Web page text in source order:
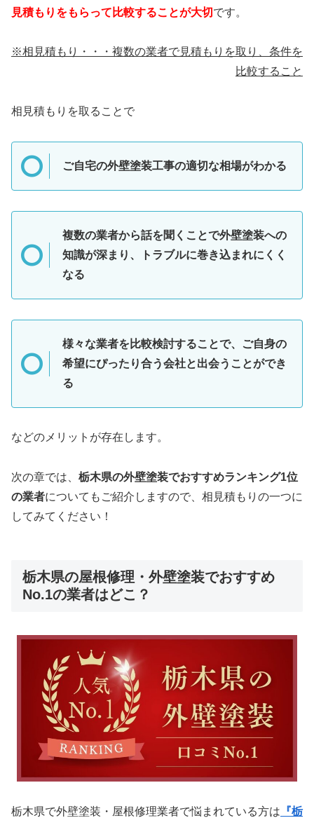
見積もりをもらって比較することが大切です。
※相見積もり・・・複数の業者で見積もりを取り、条件を
比較すること
相見積もりを取ることで
ご自宅の外壁塗装工事の適切な相場がわかる
複数の業者から話を聞くことで外壁塗装への
知識が深まり、トラブルに巻き込まれにくく
なる
様々な業者を比較検討することで、ご自身の
希望にぴったり合う会社と出会うことができ
る
などのメリットが存在します。
次の章では、 栃木県の外壁塗装でおすすめランキング1位
の業者についてもご紹介しますので、相見積もりの一つに
してみてください！
栃木県の屋根修理・外壁塗装でおすすめ
No.1の業者はどこ？
栃木県で外壁塗装・屋根修理業者で悩まれている方は 『栃